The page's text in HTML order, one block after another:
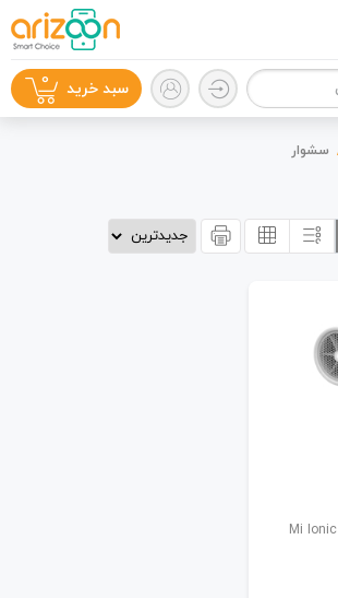
سبد خرید 0
سشوار
سشوار شیائومی مدل Mi Ionic